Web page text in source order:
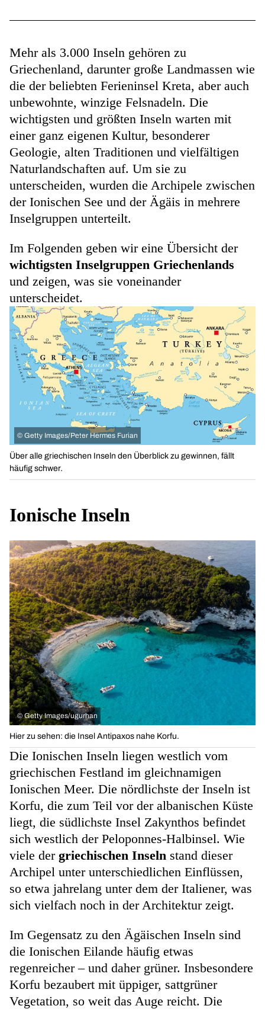
© Getty Images/Peter Hermes Furian
Über alle griechischen Inseln den Überblick zu gewinnen, fällt
häufig schwer.
Mehr als 3.000 Inseln gehören zu
Griechenland, darunter große Landmassen wie
die der beliebten Ferieninsel Kreta, aber auch
unbewohnte, winzige Felsnadeln. Die
wichtigsten und größten Inseln warten mit
einer ganz eigenen Kultur, besonderer
Geologie, alten Traditionen und vielfältigen
Naturlandschaften auf. Um sie zu
unterscheiden, wurden die Archipele zwischen
der Ionischen See und der Ägäis in mehrere
Inselgruppen unterteilt.
Im Folgenden geben wir eine Übersicht der
wichtigsten Inselgruppen Griechenlands
und zeigen, was sie voneinander
unterscheidet.
Ionische Inseln
© Getty Images/ugurhan
Hier zu sehen: die Insel Antipaxos nahe Korfu.
Die Ionischen Inseln liegen westlich vom
griechischen Festland im gleichnamigen
Ionischen Meer. Die nördlichste der Inseln ist
Korfu, die zum Teil vor der albanischen Küste
liegt, die südlichste Insel Zakynthos befindet
sich westlich der Peloponnes-Halbinsel. Wie
viele der griechischen Inseln stand dieser
Archipel unter unterschiedlichen Einflüssen,
so etwa jahrelang unter dem der Italiener, was
sich vielfach noch in der Architektur zeigt.
Im Gegensatz zu den Ägäischen Inseln sind
die Ionischen Eilande häufig etwas
regenreicher – und daher grüner. Insbesondere
Korfu bezaubert mit üppiger, sattgrüner
Vegetation, so weit das Auge reicht. Die